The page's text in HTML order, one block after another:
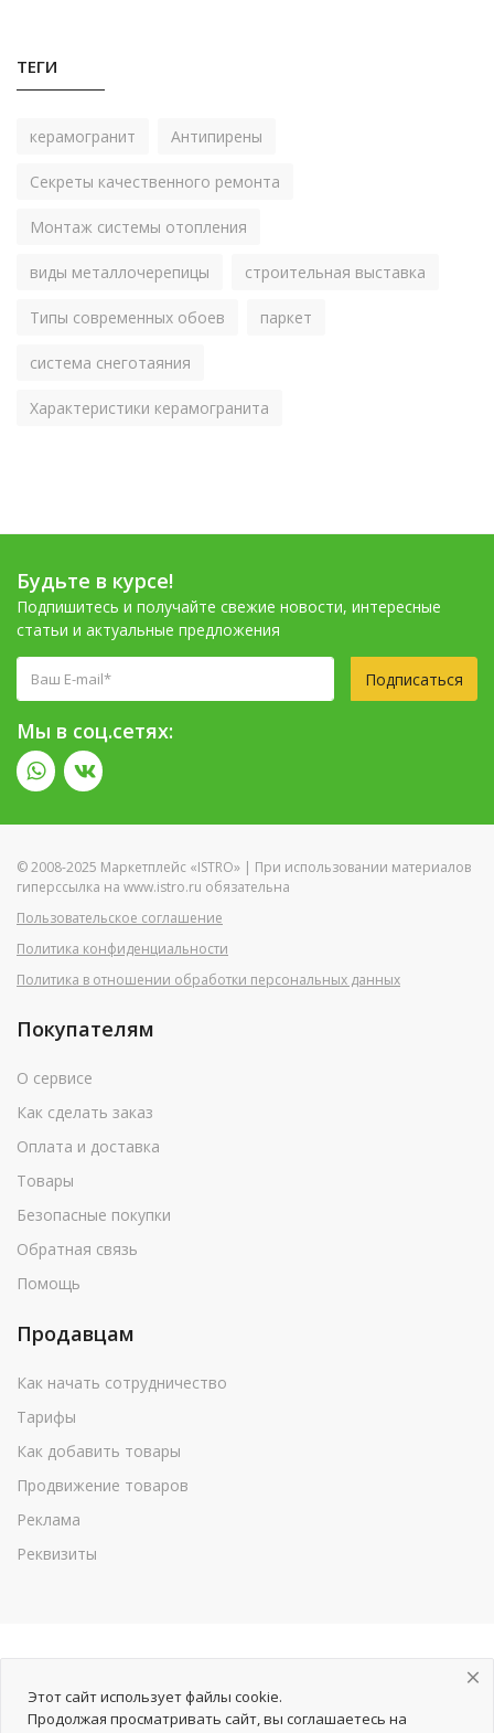
ТЕГИ
керамогранит Антипирены
Секреты качественного ремонта
Монтаж системы отопления
виды металлочерепицы строительная выставка
Типы современных обоев паркет
система снеготаяния
Характеристики керамогранита
Будьте в курсе!
Подпишитесь и получайте свежие новости, интересные
статьи и актуальные предложения
Подписаться
Мы в соц.сетях:
© 2008-2025 Маркетплейс «ISTRO» | При использовании материалов
гиперссылка на www.istro.ru обязательна
Пользовательское соглашение
Политика конфиденциальности
Политика в отношении обработки персональных данных
Покупателям
О сервисе
Как сделать заказ
Оплата и доставка
Товары
Безопасные покупки
Обратная связь
Помощь
Продавцам
Как начать сотрудничество
Тарифы
Как добавить товары
Продвижение товаров
Реклама
Реквизиты
Этот сайт использует файлы cookie.
Продолжая просматривать сайт, вы соглашаетесь на